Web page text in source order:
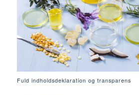
Fuld indholdsdeklaration og transparens